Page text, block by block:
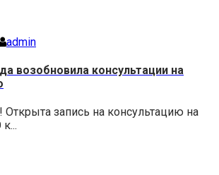
admin
возобновила консультации на
запись на консультацию на